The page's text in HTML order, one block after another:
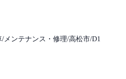
メンテナンス・修理/高松市/D1